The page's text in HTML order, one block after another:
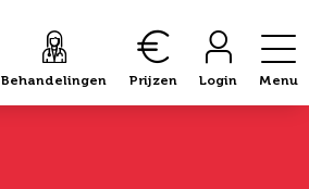
Behandelingen Prijzen Login Menu